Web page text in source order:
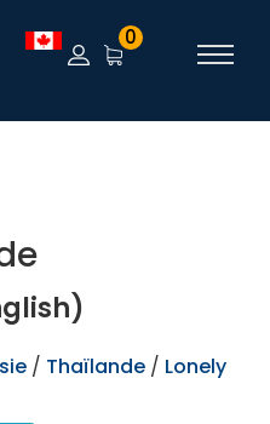
0
/ Thaïlande / Lonely